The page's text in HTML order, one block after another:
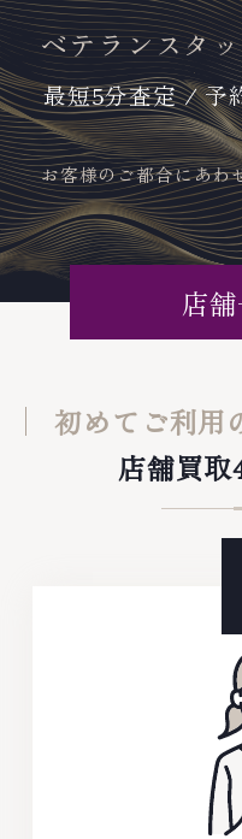
ベテランスタ
最短5分査定 / 予
お客様のご都合にあわ
店
初めてご利用
店舗買取